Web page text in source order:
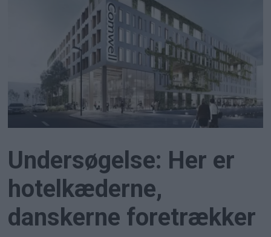
Undersøgelse: Her er
hotelkæderne,
danskerne foretrækker